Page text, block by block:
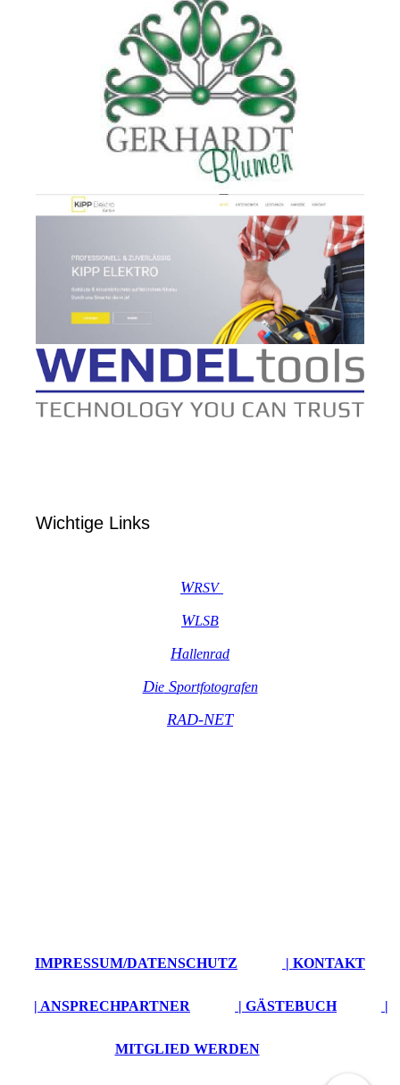
Wichtige Links
WRSV
WLSB
Hallenrad
DieSportfotografen
RAD-NET
IMPRESSUM/DATENSCHUTZ | KONTAKT
| ANSPRECHPARTNER | GÄSTEBUCH |
MITGLIED WERDEN